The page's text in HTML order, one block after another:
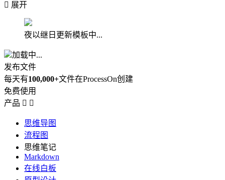
 展开
夜以继日更新模板中...
加载中...
发布文件
每天有100,000+文件在ProcessOn创建
免费使用
产品  
思维导图
流程图
思维笔记
Markdown
在线白板